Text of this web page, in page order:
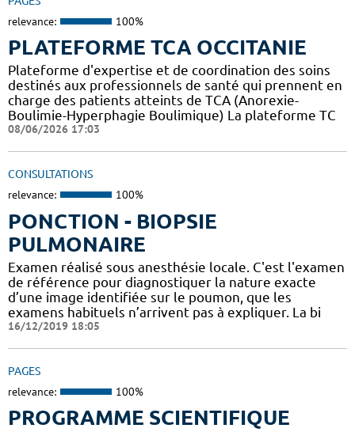
relevance: 100%
PLATEFORME TCA OCCITANIE
Plateforme d'expertise et de coordination des soins
destinés aux professionnels de santé qui prennent en
charge des patients atteints de TCA (Anorexie-
Boulimie-Hyperphagie Boulimique) La plateforme TC
08/06/2026 17:03
CONSULTATIONS
relevance: 100%
PONCTION - BIOPSIE
PULMONAIRE
Examen réalisé sous anesthésie locale. C'est l'examen
de référence pour diagnostiquer la nature exacte
d’une image identifiée sur le poumon, que les
examens habituels n’arrivent pas à expliquer. La bi
16/12/2019 18:05
PAGES
relevance: 100%
PROGRAMME SCIENTIFIQUE